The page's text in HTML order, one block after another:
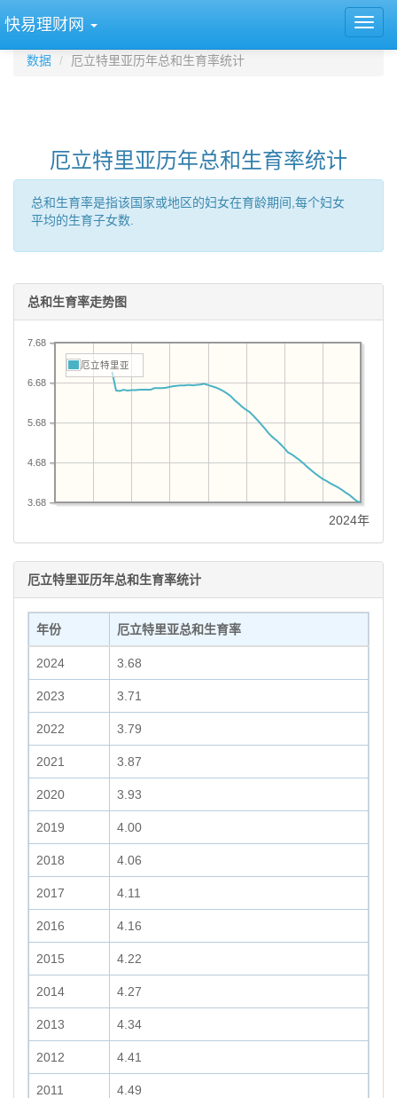
快易理财网
数据 厄立特里亚历年总和生育率统计
厄立特里亚历年总和生育率统计
总和生育率是指该国家或地区的妇女在育龄期间,每个妇女
平均的生育子女数.
总和生育率走势图
3.68
4.68
5.68
6.68
7.68
厄立特里亚
2024年
厄立特里亚历年总和生育率统计
年份 厄立特里亚总和生育率
2024 3.68
2023 3.71
2022 3.79
2021 3.87
2020 3.93
2019 4.00
2018 4.06
2017 4.11
2016 4.16
2015 4.22
2014 4.27
2013 4.34
2012 4.41
2011 4.49